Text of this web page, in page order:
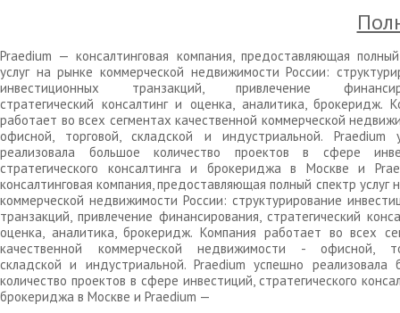
Praedium — консалтинговая компания, предоставляющая
услуг на рынке коммерческой недвижимости России:
инвестиционных транзакций, привлечение
стратегический консалтинг и оценка, аналитика, брокеридж.
работает во всех сегментах качественной коммерческой
офисной, торговой, складской и индустриальной. Praedium
реализовала большое количество проектов в сфере
стратегического консалтинга и брокериджа в Москве и
консалтинговая компания, предоставляющая полный спектр услуг
коммерческой недвижимости России: структурирование
транзакций, привлечение финансирования, стратегический
оценка, аналитика, брокеридж. Компания работает во всех
качественной коммерческой недвижимости - офисной,
складской и индустриальной. Praedium успешно реализовала
количество проектов в сфере инвестиций, стратегического
брокериджа в Москве и Praedium —